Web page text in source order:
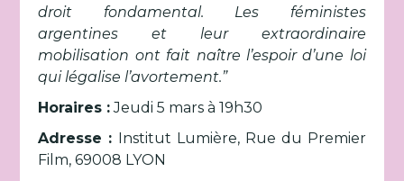
droit fondamental. Les féministes
argentines et leur extraordinaire
mobilisation ont fait naître l’espoir d’une loi
qui légalise l’avortement.”
Horaires :Jeudi 5 mars à 19h30
Adresse : Institut Lumière, Rue du Premier
Film, 69008 LYON